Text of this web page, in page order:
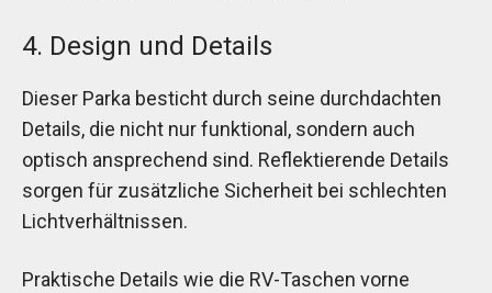
4. Design und Details
Dieser Parka besticht durch seine durchdachten
Details, die nicht nur funktional, sondern auch
optisch ansprechend sind. Reflektierende Details
sorgen für zusätzliche Sicherheit bei schlechten
Lichtverhältnissen.
Praktische Details wie die RV-Taschen vorne